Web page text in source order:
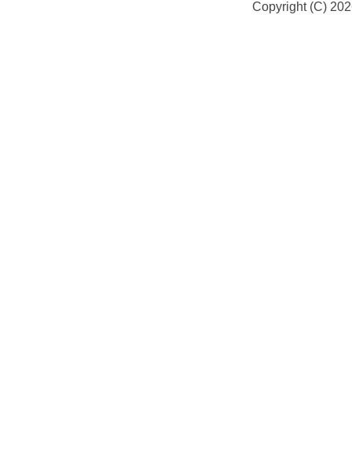
Copyright (C)